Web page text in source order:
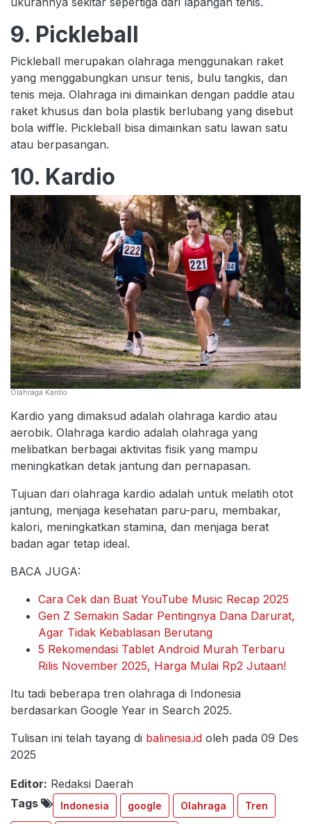
9. Pickleball
Pickleball merupakan olahraga menggunakan raket
yang menggabungkan unsur tenis, bulu tangkis, dan
tenis meja. Olahraga ini dimainkan dengan paddle atau
raket khusus dan bola plastik berlubang yang disebut
bola wiffle. Pickleball bisa dimainkan satu lawan satu
atau berpasangan.
10. Kardio
Olahraga Kardio
Kardio yang dimaksud adalah olahraga kardio atau
aerobik. Olahraga kardio adalah olahraga yang
melibatkan berbagai aktivitas fisik yang mampu
meningkatkan detak jantung dan pernapasan.
Tujuan dari olahraga kardio adalah untuk melatih otot
jantung, menjaga kesehatan paru-paru, membakar,
kalori, meningkatkan stamina, dan menjaga berat
badan agar tetap ideal.
BACA JUGA:
Cara Cek dan Buat YouTube Music Recap 2025
Gen Z Semakin Sadar Pentingnya Dana Darurat,
Agar Tidak Kebablasan Berutang
5 Rekomendasi Tablet Android Murah Terbaru
Rilis November 2025, Harga Mulai Rp2 Jutaan!
Itu tadi beberapa tren olahraga di Indonesia
berdasarkan Google Year in Search 2025.
Tulisan ini telah tayang di balinesia.id oleh pada 09 Des
2025
Editor: Redaksi Daerah
Tags
Indonesia google Olahraga Tren